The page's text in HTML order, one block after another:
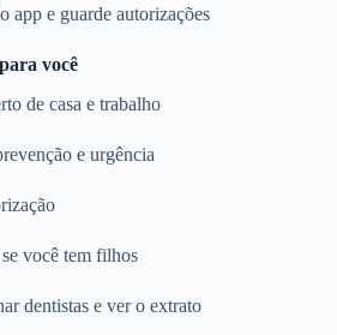
app e guarde autorizações
você
de casa e trabalho
e urgência
você tem filhos
dentistas e ver o extrato